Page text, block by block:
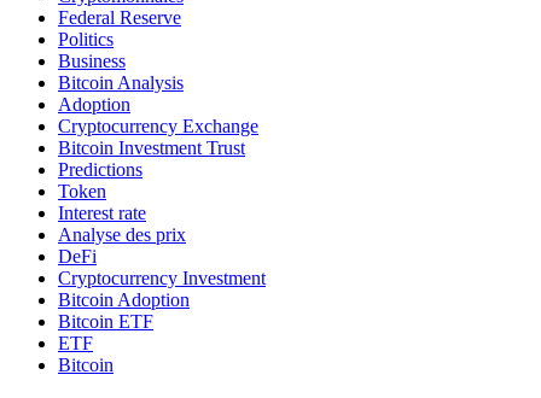
Federal Reserve
Politics
Business
Bitcoin Analysis
Adoption
Cryptocurrency Exchange
Bitcoin Investment Trust
Predictions
Token
Interest rate
Analyse des prix
DeFi
Cryptocurrency Investment
Bitcoin Adoption
Bitcoin ETF
ETF
Bitcoin